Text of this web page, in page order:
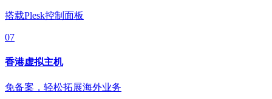
搭载Plesk控制面板
07
香港虚拟主机
免备案，轻松拓展海外业务